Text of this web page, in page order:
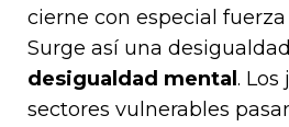
cierne con especial
Surge así una
desigualdad mental . Los
sectores vulnerables